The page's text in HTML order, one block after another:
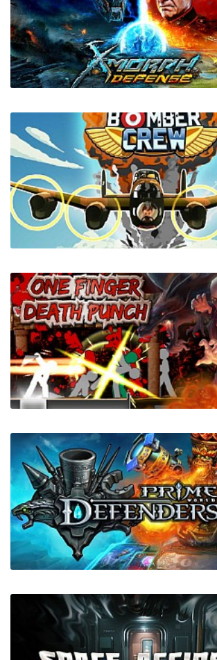
RIDE 2
X-Morph: Defense
Bomber Crew + все DLC
One Finger Death Punch